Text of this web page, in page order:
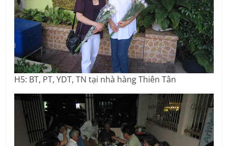
H5: BT, PT, YDT, TN tại nhà hàng Thiên Tân